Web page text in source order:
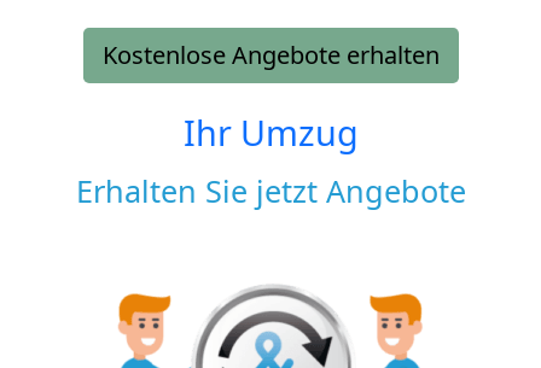
Kostenlose Angebote erhalten
Ihr Umzug
Erhalten Sie jetzt Angebote